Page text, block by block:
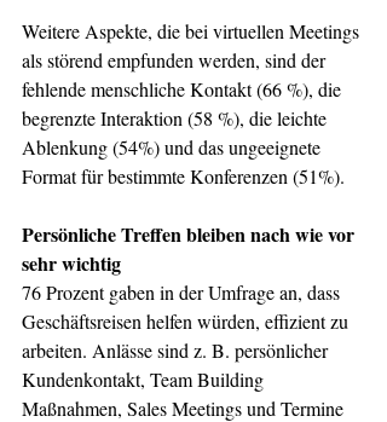
Weitere Aspekte, die bei virtuellen Meetings
als störend empfunden werden, sind der
fehlende menschliche Kontakt (66 %), die
begrenzte Interaktion (58 %), die leichte
Ablenkung (54%) und das ungeeignete
Format für bestimmte Konferenzen (51%).
Persönliche Treffen bleiben nach wie vor
sehr wichtig
76 Prozent gaben in der Umfrage an, dass
Geschäftsreisen helfen würden, effizient zu
arbeiten. Anlässe sind z. B. persönlicher
Kundenkontakt, Team Building
Maßnahmen, Sales Meetings und Termine